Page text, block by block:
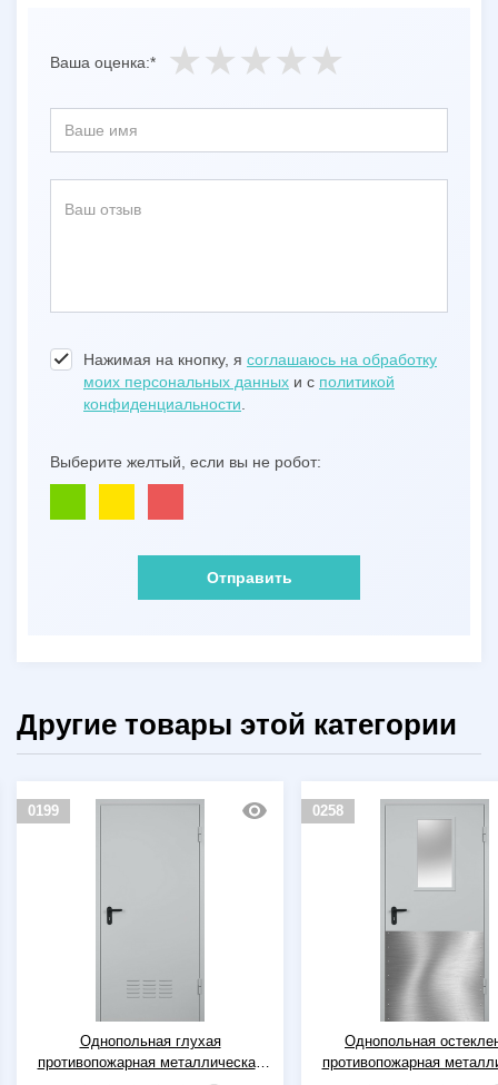
Ваша оценка:*
Нажимая на кнопку, я соглашаюсь на обработку
моих персональных данных и с политикой
конфиденциальности
Выберите желтый, если вы не робот:
Отправить
Другие товары этой категории
0199
Однопольная глухая
противопожарная металлическая
0258
Однопольная
противопожарная